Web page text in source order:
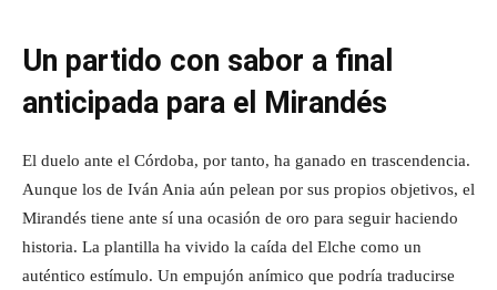
Un partido con sabor a final
anticipada para el Mirandés
El duelo ante el Córdoba, por tanto, ha ganado en trascendencia.
Aunque los de Iván Ania aún pelean por sus propios objetivos, el
Mirandés tiene ante sí una ocasión de oro para seguir haciendo
historia. La plantilla ha vivido la caída del Elche como un
auténtico estímulo. Un empujón anímico que podría traducirse